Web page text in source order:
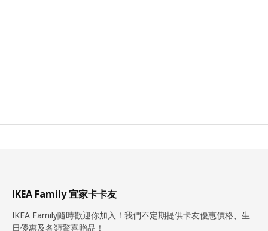
IKEA Family 宜家卡卡友
IKEA Family隨時歡迎你加入！我們不定期提供卡友優惠價格、生
日優惠及各類驚喜贈品！